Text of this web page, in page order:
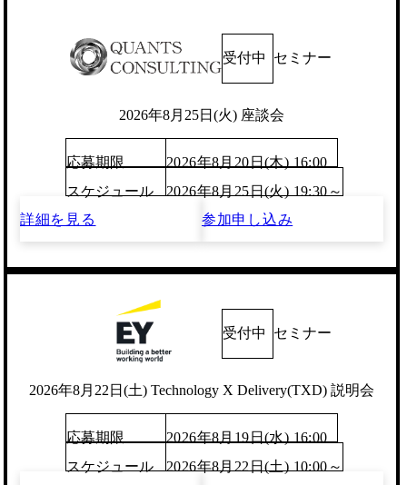
受付中 セミナー
2026年8月25日(火) 座談会
応募期限
2026年8月20日(木) 16:00
スケジュール
2026年8月25日(火) 19:30～
詳細を見る
参加申し込み
受付中 セミナー
2026年8月22日(土) Technology X Delivery(TXD) 説明会
応募期限
2026年8月19日(水) 16:00
スケジュール
2026年8月22日(土) 10:00～